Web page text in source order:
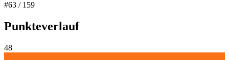
#63 / 159
Punkteverlauf
48